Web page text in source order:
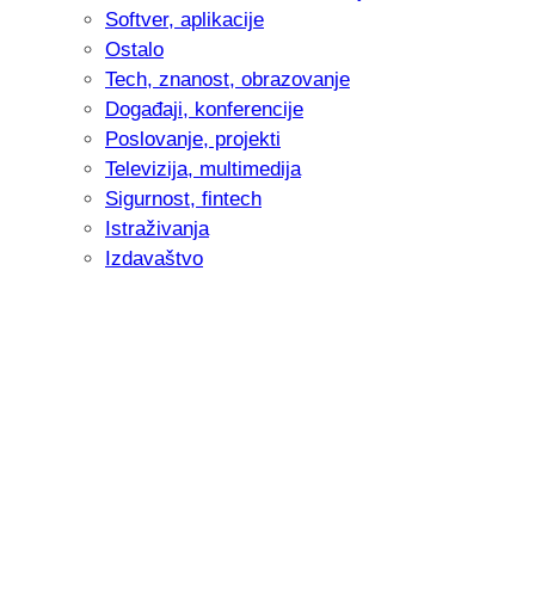
Softver, aplikacije
Ostalo
Tech, znanost, obrazovanje
Događaji, konferencije
Poslovanje, projekti
Televizija, multimedija
Sigurnost, fintech
Istraživanja
Izdavaštvo